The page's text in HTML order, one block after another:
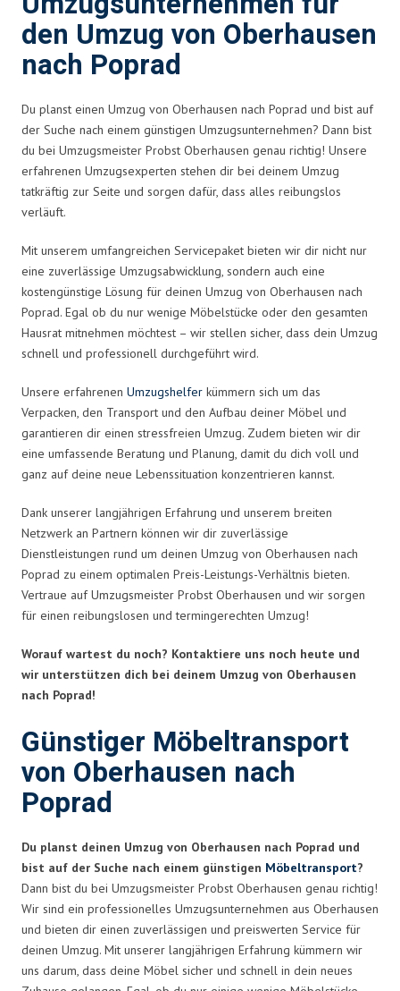
den Umzug von Oberhausen
nach Poprad
Du planst einen Umzug von Oberhausen nach Poprad und bist auf
der Suche nach einem günstigen Umzugsunternehmen? Dann bist
du bei Umzugsmeister Probst Oberhausen genau richtig! Unsere
erfahrenen Umzugsexperten stehen dir bei deinem Umzug
tatkräftig zur Seite und sorgen dafür, dass alles reibungslos
verläuft.
Mit unserem umfangreichen Servicepaket bieten wir dir nicht nur
eine zuverlässige Umzugsabwicklung, sondern auch eine
kostengünstige Lösung für deinen Umzug von Oberhausen nach
Poprad. Egal ob du nur wenige Möbelstücke oder den gesamten
Hausrat mitnehmen möchtest – wir stellen sicher, dass dein Umzug
schnell und professionell durchgeführt wird.
Unsere erfahrenen Umzugshelfer kümmern sich um das
Verpacken, den Transport und den Aufbau deiner Möbel und
garantieren dir einen stressfreien Umzug. Zudem bieten wir dir
eine umfassende Beratung und Planung, damit du dich voll und
ganz auf deine neue Lebenssituation konzentrieren kannst.
Dank unserer langjährigen Erfahrung und unserem breiten
Netzwerk an Partnern können wir dir zuverlässige
Dienstleistungen rund um deinen Umzug von Oberhausen nach
Poprad zu einem optimalen Preis-Leistungs-Verhältnis bieten.
Vertraue auf Umzugsmeister Probst Oberhausen und wir sorgen
für einen reibungslosen und termingerechten Umzug!
Worauf wartest du noch? Kontaktiere uns noch heute und
wir unterstützen dich bei deinem Umzug von Oberhausen
nach Poprad!
Günstiger Möbeltransport
von Oberhausen nach
Poprad
Du planst deinen Umzug von Oberhausen nach Poprad und
bist auf der Suche nach einem günstigen Möbeltransport?
Dann bist du bei Umzugsmeister Probst Oberhausen genau richtig!
Wir sind ein professionelles Umzugsunternehmen aus Oberhausen
und bieten dir einen zuverlässigen und preiswerten Service für
deinen Umzug. Mit unserer langjährigen Erfahrung kümmern wir
uns darum, dass deine Möbel sicher und schnell in dein neues